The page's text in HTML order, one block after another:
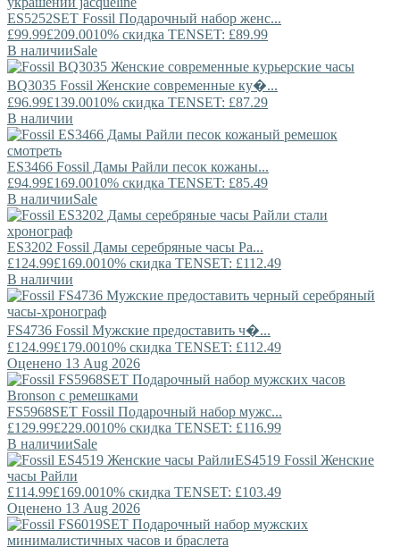
ES5252SET Fossil Подарочный набор женс...
£99.99£209.0010% скидка TENSET: £89.99
В наличииSale
BQ3035 Fossil Женские современные ку�...
£96.99£139.0010% скидка TENSET: £87.29
В наличии
ES3466 Fossil Дамы Райли песок кожаны...
£94.99£169.0010% скидка TENSET: £85.49
В наличииSale
ES3202 Fossil Дамы серебряные часы Ра...
£124.99£169.0010% скидка TENSET: £112.49
В наличии
FS4736 Fossil Мужские предоставить ч�...
£124.99£179.0010% скидка TENSET: £112.49
Оценено 13 Aug 2026
FS5968SET Fossil Подарочный набор мужс...
£129.99£229.0010% скидка TENSET: £116.99
В наличииSale
ES4519 Fossil Женские
часы Райли
£114.99£169.0010% скидка TENSET: £103.49
Оценено 13 Aug 2026